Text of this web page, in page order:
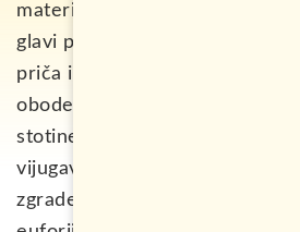
materijalizuju prizori koje sam
glavi prethodnih meseci uz
priča i slika: najveći lednik u
obode crne peščane pustinje u
stotine rečica, polja lave,
vijugavi putevi… Kad smo
zgrade Na Islandu u grad